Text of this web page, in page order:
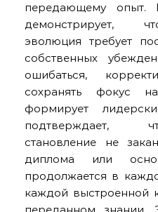
передающему опыт.
демонстрирует,
эволюция требует
собственных
ошибаться,
сохранять фокус
формирует
подтверждает,
становление не
диплома или
продолжается в
каждой выстроенной